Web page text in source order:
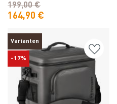
164,90 €
199,00 €
Varianten
-17%